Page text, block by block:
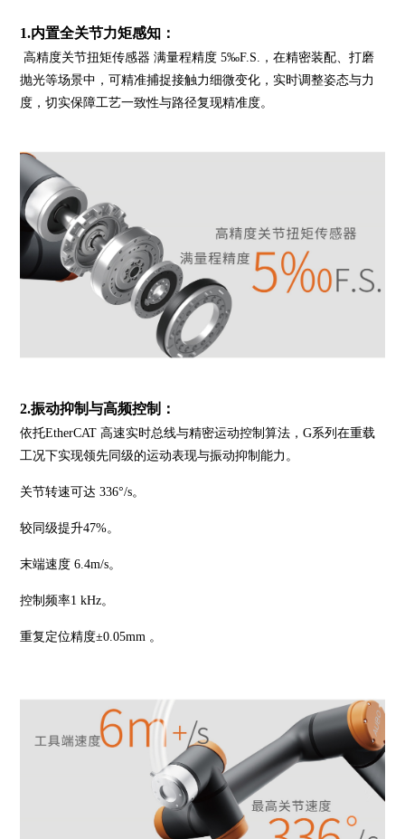
1.内置全关节力矩感知：
高精度关节扭矩传感器 满量程精度 5‰F.S.，在精密装配、打磨
抛光等场景中，可精准捕捉接触力细微变化，实时调整姿态与力
度，切实保障工艺一致性与路径复现精准度。
2.振动抑制与高频控制：
依托EtherCAT 高速实时总线与精密运动控制算法，G系列在重载
工况下实现领先同级的运动表现与振动抑制能力。
关节转速可达 336°/s。
较同级提升47%。
末端速度 6.4m/s。
控制频率1 kHz。
重复定位精度±0.05mm 。